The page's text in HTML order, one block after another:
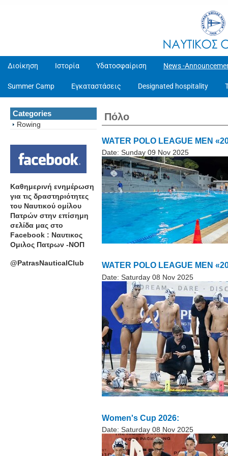
Διοίκηση Ιστορία Υδατοσφαίριση News -
Summer Camp Εγκαταστάσεις Designated hospitality
Categories
Rowing
Καθημερινή ενημέρωση
για τις δραστηριότητες
του Ναυτικού ομίλου
Πατρών στην επίσημη
σελίδα μας στο
Facebook : Ναυτικος
Ομιλος Πατρων -ΝΟΠ
@PatrasNauticalClub
Πόλο
WATER POLO LEAGUE MEN
Date: Sunday 09 Nov 2025
WATER POLO LEAGUE MEN
Date: Saturday 08 Nov 2025
Women's Cup 2026:
Date: Saturday 08 Nov 2025